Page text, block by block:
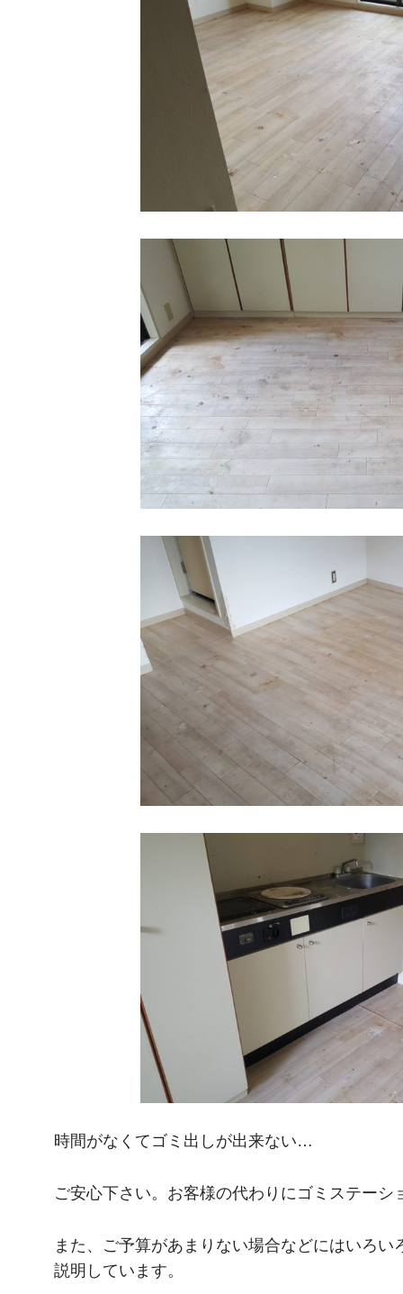
時間がなくてゴミ出しが出来ない…
ご安心下さい。お客様の代わりにゴミステー
また、ご予算があまりない場合などにはいろ
説明しています。